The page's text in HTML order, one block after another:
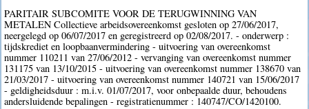
PARITAIR SUBCOMITE VOOR DE TERUGWINNING VAN
METALEN Collectieve arbeidsovereenkomst gesloten op 27/06/2017,
neergelegd op 06/07/2017 en geregistreerd op 02/08/2017. - onderwerp :
tijdskrediet en loopbaanvermindering - uitvoering van overeenkomst
nummer 110211 van 27/06/2012 - vervanging van overeenkomst nummer
131175 van 13/10/2015 - uitvoering van overeenkomst nummer 138670 van
21/03/2017 - uitvoering van overeenkomst nummer 140721 van 15/06/2017
- geldigheidsduur : m.i.v. 01/07/2017, voor onbepaalde duur, behoudens
andersluidende bepalingen - registratienummer : 140747/CO/1420100.